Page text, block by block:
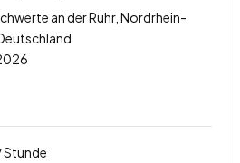
an der Ruhr, Nordrhein-
Stunde